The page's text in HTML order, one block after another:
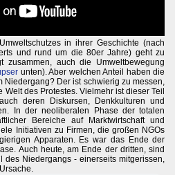
in ihrer Geschichte (nach
und rund um die 80er Jahre) geht zu
zusammen, auch die Umweltbewegung
unten). Aber welchen Anteil haben die
Niedergang? Der ist schwierig zu messen,
des Protestes. Vielmehr ist dieser Teil
deren Diskursen, Denkkulturen und
In der neoliberalen Phase der totalen
Bereiche auf Marktwirtschaft und
Initiativen zu Firmen, die großen NGOs
Apparaten. Es war das Ende der
Auch heute, am Ende der dritten, sind
des Niedergangs - einerseits mitgerissen,